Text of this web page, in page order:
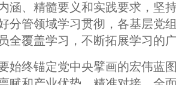
涵、精髓要义和实践要求，坚
分管领域学习贯彻，各基层党
全覆盖学习，不断拓展学习的广
始终锚定党中央擘画的宏伟蓝